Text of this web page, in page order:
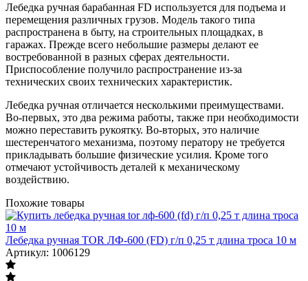
Лебедка ручная барабанная FD используется для подъема и
перемещения различных грузов. Модель такого типа
распространена в быту, на строительных площадках, в
гаражах. Прежде всего небольшие размеры делают ее
востребованной в разных сферах деятельности.
Приспособление получило распространение из-за
технических своих технических характеристик.
Лебедка ручная отличается несколькими преимуществами.
Во-первых, это два режима работы, также при необходимости
можно переставить рукоятку. Во-вторых, это наличие
шестеренчатого механизма, поэтому ператору не требуется
прикладывать большие физические усилия. Кроме того
отмечают устойчивость деталей к механическому
воздействию.
Похожие товары
Лебедка ручная TOR ЛФ-600 (FD) г/п 0,25 т длина троса 10 м
Артикул: 1006129